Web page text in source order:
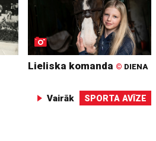
Lieliska komanda © DIENA
Vairāk SPORTA AVĪZE